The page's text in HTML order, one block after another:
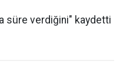
süre verdiğini" kaydetti